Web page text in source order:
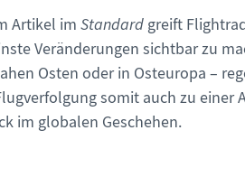
Artikel im Standardgreift
Veränderungen sichtbar zu
Osten oder in Osteuropa –
somit auch zu einer
im globalen Geschehen.